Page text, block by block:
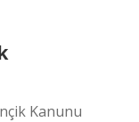
Kanunu